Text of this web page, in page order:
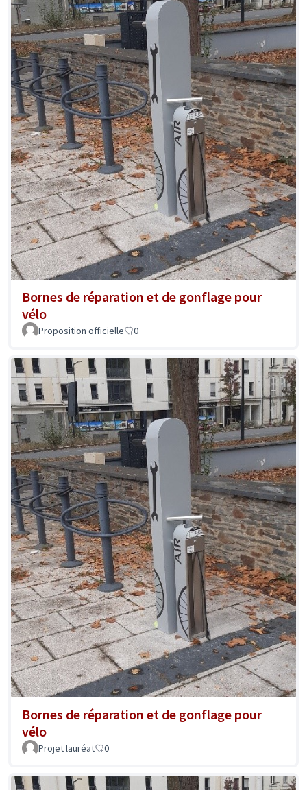
Bornes de réparation et de gonflage pour
vélo
Proposition officielle 0
Bornes de réparation et de gonflage pour
vélo
Projet lauréat 0